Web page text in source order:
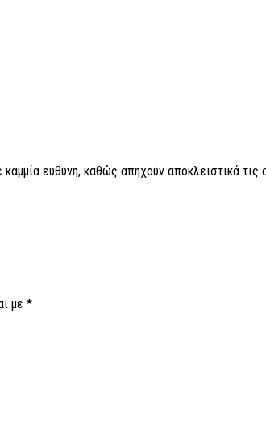
ευθύνη, καθώς απηχούν αποκλειστικά
με *